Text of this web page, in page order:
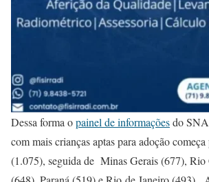
Dessa forma opainel de informaçõesdo SNA
com mais crianças aptas para adoção
(1.075), seguida de Minas Gerais (677), Rio